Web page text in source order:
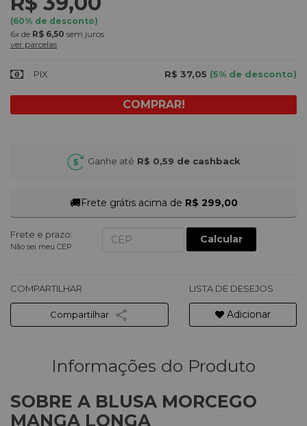
(60% de desconto)
6x de R$ 6,50 sem juros
ver parcelas
PIX R$ 37,05 (5% de desconto)
Ganhe até R$ 0,59 de cashback
🚚Frete grátis acima de R$ 299,00
Frete e prazo:
Não sei meu CEP
Calcular
COMPARTILHAR
Compartilhar
LISTA DE DESEJOS
Adicionar
Informações do Produto
SOBRE A BLUSA MORCEGO
MANGA LONGA